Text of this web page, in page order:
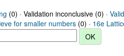
(0) · Validation inconclusive (0) · Valid
for smaller numbers (0) · 16e